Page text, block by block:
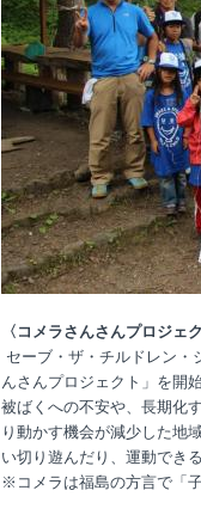
〈コメラさんさんプロジェク
セーブ・ザ・チルドレン・
んさんプロジェクト」を開
被ばくへの不安や、長期化
り動かす機会が減少した地
い切り遊んだり、運動でき
※コメラは福島の方言で「